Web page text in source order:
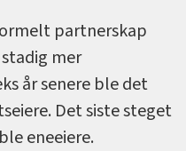
partnerskap
mer
år senere ble det
Det siste steget
eneeiere.